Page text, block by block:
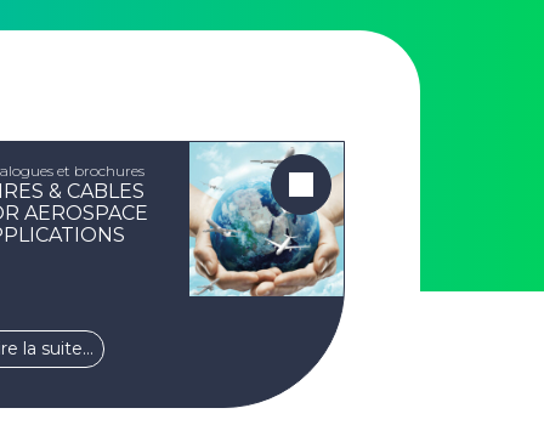
et brochures
& CABLES
AEROSPACE
la suite…